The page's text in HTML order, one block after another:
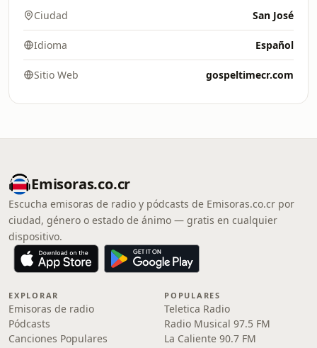
Ciudad San José
Idioma Español
Sitio Web gospeltimecr.com
Emisoras.co.cr
Escucha emisoras de radio y pódcasts de Emisoras.co.cr por
ciudad, género o estado de ánimo — gratis en cualquier
dispositivo.
EXPLORAR
Emisoras de radio
Pódcasts
Canciones Populares
POPULARES
Teletica Radio
Radio Musical 97.5 FM
La Caliente 90.7 FM